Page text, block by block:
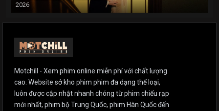
2026
Motchill - Xem phim online miễn phí với chất lượng
cao. Website sở kho phim phim đa dạng thể loại,
luôn được cập nhật nhanh chóng từ phim chiếu rạp
mới nhất, phim bộ Trung Quốc, phim Hàn Quốc đến